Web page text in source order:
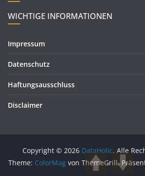
WICHTIGE INFORMATIONEN
Impressum
Datenschutz
Haftungsausschluss
Disclaimer
Copyright © 2026 DataHolic. Alle
Theme: ColorMag von ThemeGrill.